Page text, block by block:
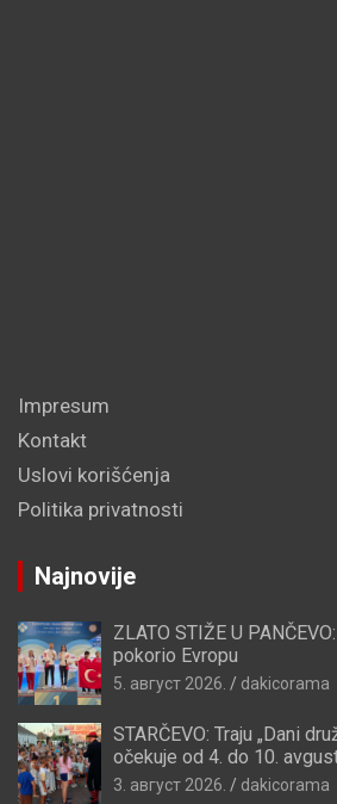
Impresum
Kontakt
Uslovi korišćenja
Politika privatnosti
Najnovije
ZLATO STIŽE U
pokorio Evropu
5. август 2026. dakicorama
STARČEVO: Traju „Dani
očekuje od 4. do 10.
3. август 2026. dakicorama